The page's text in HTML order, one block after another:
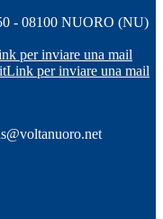
- 08100 NUORO (NU)
per inviare una mail
Link per inviare una mail